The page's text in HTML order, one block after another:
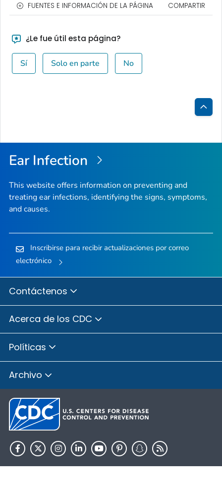
FUENTES E INFORMACIÓN DE LA PÁGINA COMPARTIR
¿Le fue útil esta página?
Sí Solo en parte No
la
Ear Infection
This website offers information on preventing and
treating ear infections, identifying the signs, symptoms,
and causes.
Inscribirse para recibir actualizaciones por correo
electrónico
Contáctenos
Acerca de los CDC
Políticas
Archivo